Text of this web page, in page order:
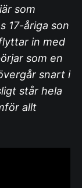
som
17-åriga son
in med
som en
snart i
står hela
allt